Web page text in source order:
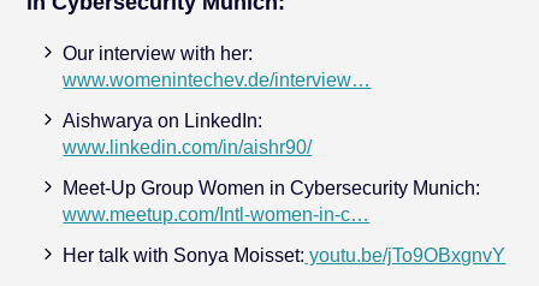
Our interview with her:
www.womenintechev.de/interview…
Aishwarya on LinkedIn:
www.linkedin.com/in/aishr90/
Meet-Up Group Women in Cybersecurity Munich:
www.meetup.com/Intl-women-in-c…
Her talk with Sonya Moisset: youtu.be/jTo9OBxgnvY